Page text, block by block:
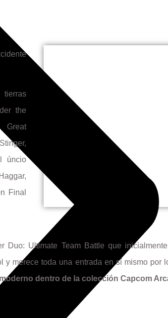
tierras
the
Great
úncio
Final
Duo: Ultimate Team Battle que
merece toda una entrada en sí mismo por
dentro de la colección Capcom